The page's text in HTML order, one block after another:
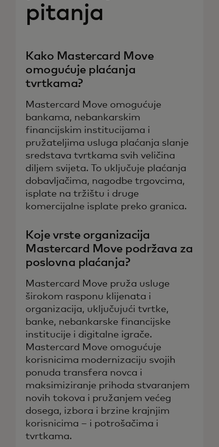
pitanja
Kako Mastercard Move
omogućuje plaćanja
tvrtkama?
Mastercard Move omogućuje
bankama, nebankarskim
financijskim institucijama i
pružateljima usluga plaćanja slanje
sredstava tvrtkama svih veličina
diljem svijeta. To uključuje plaćanja
dobavljačima, nagodbe trgovcima,
isplate na tržištu i druge
komercijalne isplate preko granica.
Koje vrste organizacija
Mastercard Move podržava za
poslovna plaćanja?
Mastercard Move pruža usluge
širokom rasponu klijenata i
organizacija, uključujući tvrtke,
banke, nebankarske financijske
institucije i digitalne igrače.
Mastercard Move omogućuje
korisnicima modernizaciju svojih
ponuda transfera novca i
maksimiziranje prihoda stvaranjem
novih tokova i pružanjem većeg
dosega, izbora i brzine krajnjim
korisnicima – i potrošačima i
tvrtkama.